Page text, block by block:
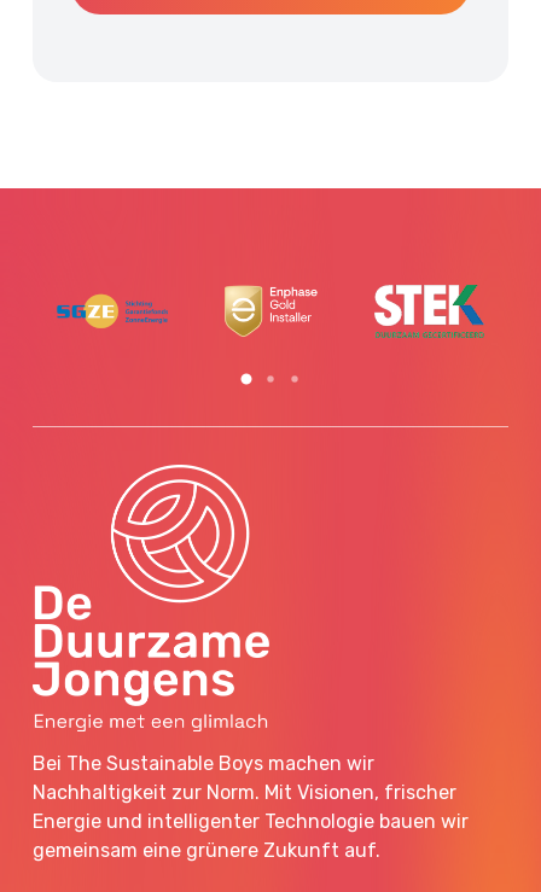
Bei The Sustainable Boys machen wir
Nachhaltigkeit zur Norm. Mit Visionen, frischer
Energie und intelligenter Technologie bauen wir
gemeinsam eine grünere Zukunft auf.